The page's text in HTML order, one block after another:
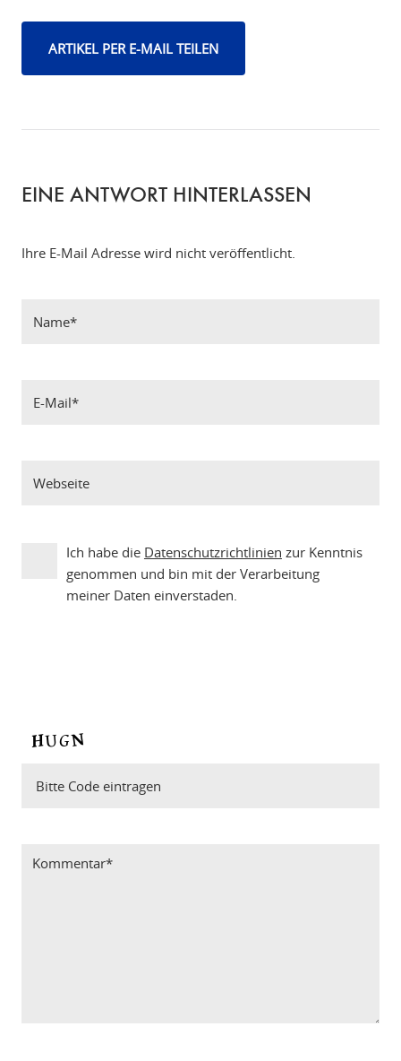
ARTIKEL PER E-MAIL TEILEN
EINE ANTWORT HINTERLASSEN
Ihre E-Mail Adresse wird nicht veröffentlicht.
Ich habe die Datenschutzrichtlinien zur Kenntnis
genommen und bin mit der Verarbeitung
meiner Daten einverstaden.